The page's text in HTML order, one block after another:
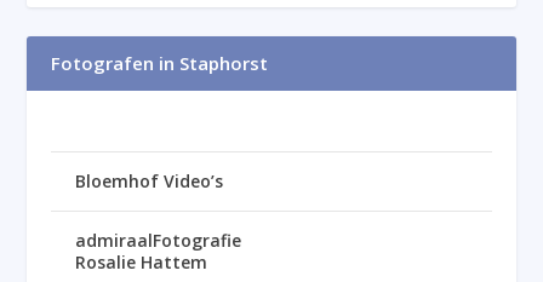
Fotografen in Staphorst
Bloemhof Video’s
admiraalFotografie
Rosalie Hattem